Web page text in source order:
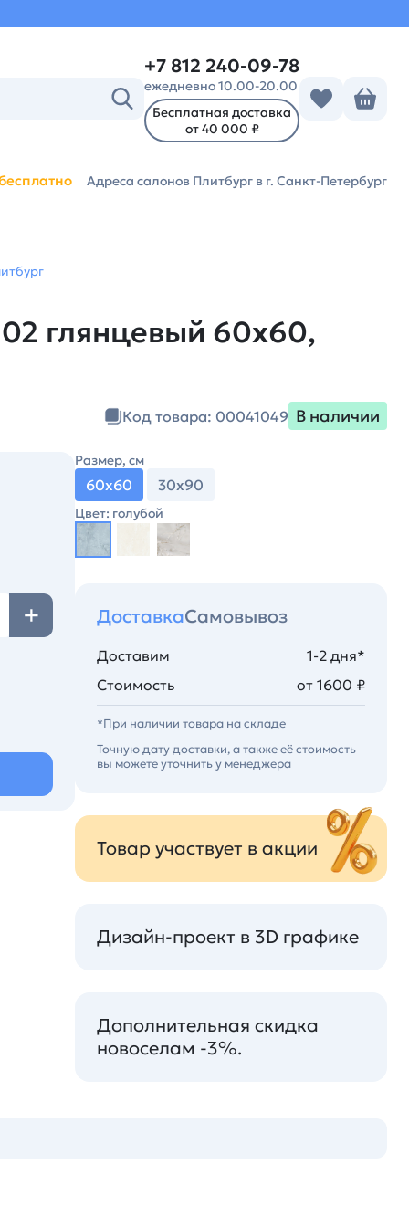
+7 812 240-09-78
ежедневно 10.00-20.00
Бесплатная доставка
от 40 000 ₽
Адреса салонов Плитбург в г. Санкт-Петербург
глянцевый 60х60,
Код товара: 00041049 В наличии
Размер, см
60х60 30х90
Цвет: голубой
ДоставкаСамовывоз
Доставим
1-2 дня*
Стоимость
от 1600 ₽
*При наличии товара на складе
Точную дату доставки, а также её стоимость
вы можете уточнить у менеджера
Товар участвует в акции
Дизайн-проект в 3D графике
Дополнительная скидка
новоселам -3%.